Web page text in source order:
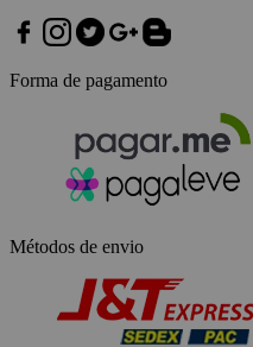
Forma de pagamento
Métodos de envio